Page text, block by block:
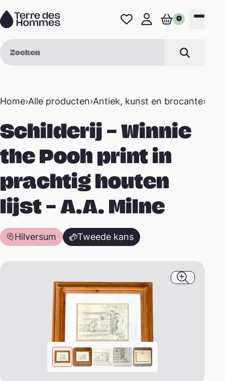
Favorieten
Mijn profiel
0
Zoeken
Home›Alle producten›Antiek, kunst en brocante›
Schilderij – Winnie
the Pooh print in
prachtig houten
lijst – A.A. Milne
Hilversum Tweede kans